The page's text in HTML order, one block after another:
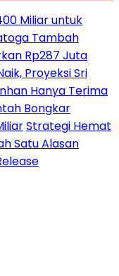
Miliar untuk
Tambah
Rp287 Juta
Proyeksi Sri
Hanya Terima
Bongkar
Strategi Hemat
Satu Alasan